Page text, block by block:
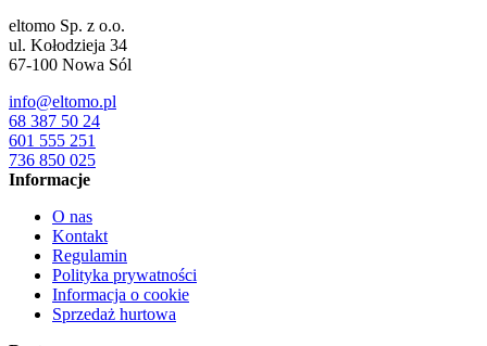
eltomo Sp. z o.o.
ul. Kołodzieja 34
67-100 Nowa Sól
info@eltomo.pl
68 387 50 24
601 555 251
736 850 025
Informacje
O nas
Kontakt
Regulamin
Polityka prywatności
Informacja o cookie
Sprzedaż hurtowa